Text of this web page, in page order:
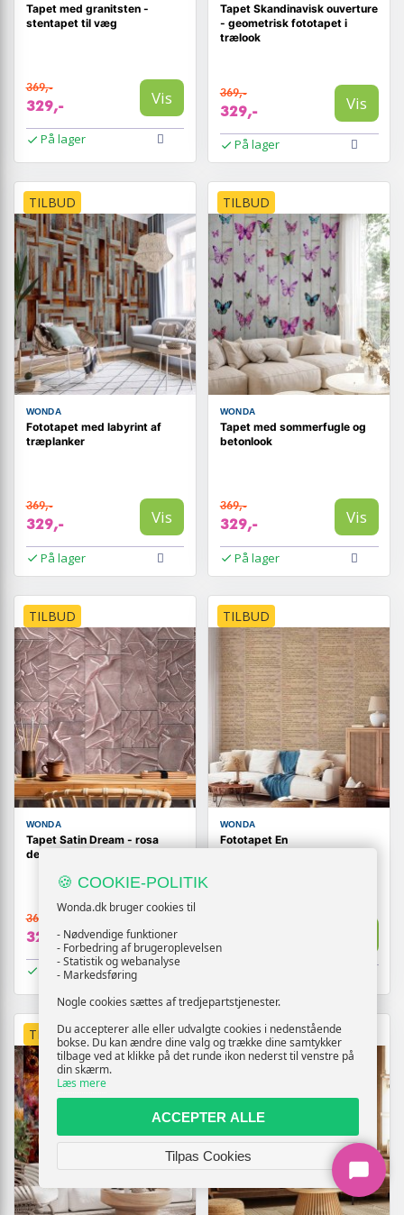
Tapet med granitsten -
stentapet til væg
369,-
329,- Vis
På lager
Tapet Skandinavisk ouverture
- geometrisk fototapet i
trælook
369,-
329,- Vis
På lager
TILBUD
WONDA
Fototapet med labyrint af
træplanker
369,-
329,- Vis
På lager
TILBUD
WONDA
Tapet med sommerfugle og
betonlook
369,-
329,- Vis
På lager
TILBUD
WONDA
Tapet Satin Dream - rosa
designtapet med struktur
369,-
329,- Vis
På lager
TILBUD
WONDA
Fototapet En
329,-
TILBUD TILBUD
🍪 COOKIE-POLITIK
Wonda.dk bruger cookies til
- Nødvendige funktioner
- Forbedring af brugeroplevelsen
- Statistik og webanalyse
- Markedsføring
Nogle cookies sættes af tredjepartstjenester.
Du accepterer alle eller udvalgte cookies i nedenstående
bokse. Du kan ændre dine valg og trække dine samtykker
tilbage ved at klikke på det runde ikon nederst til venstre på
din skærm.
Læs mere
ACCEPTER ALLE
Tilpas Cookies